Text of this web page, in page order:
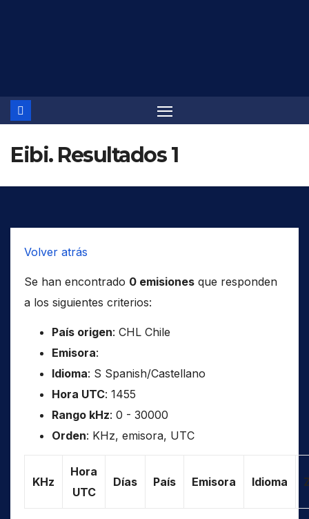
Eibi. Resultados 1
Volver atrás
Se han encontrado 0 emisiones que responden
a los siguientes criterios:
País origen: CHL Chile
Emisora:
Idioma: S Spanish/Castellano
Hora UTC: 1455
Rango kHz: 0 - 30000
Orden: KHz, emisora, UTC
KHz
Hora
UTC
Días País Emisora Idioma